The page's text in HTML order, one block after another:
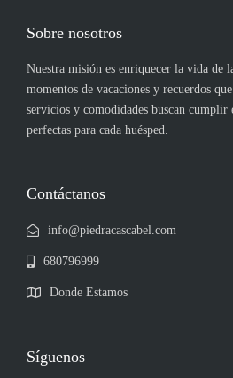
Sobre nosotros
Nuestra misión es enriquecer la vida de
momentos de vacaciones y recuerdos
servicios y comodidades buscan cumplir
perfectas para cada huésped.
Contáctanos
info@piedracascabel.com
680796999
Donde Estamos
Síguenos